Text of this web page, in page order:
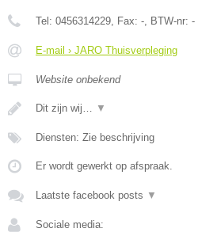
Tel: 0456314229, Fax: -, BTW-nr: -
E-mail › JARO Thuisverpleging
Website onbekend
Dit zijn wij… ▼
Diensten: Zie beschrijving
Er wordt gewerkt op afspraak.
Laatste facebook posts ▼
Sociale media: